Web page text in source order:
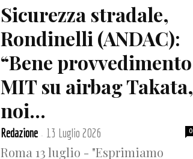
Sicurezza stradale,
Rondinelli (ANDAC):
“Bene provvedimento
MIT su airbag Takata,
noi...
Redazione - 13 Luglio 2026 0
Roma 13 luglio - "Esprimiamo